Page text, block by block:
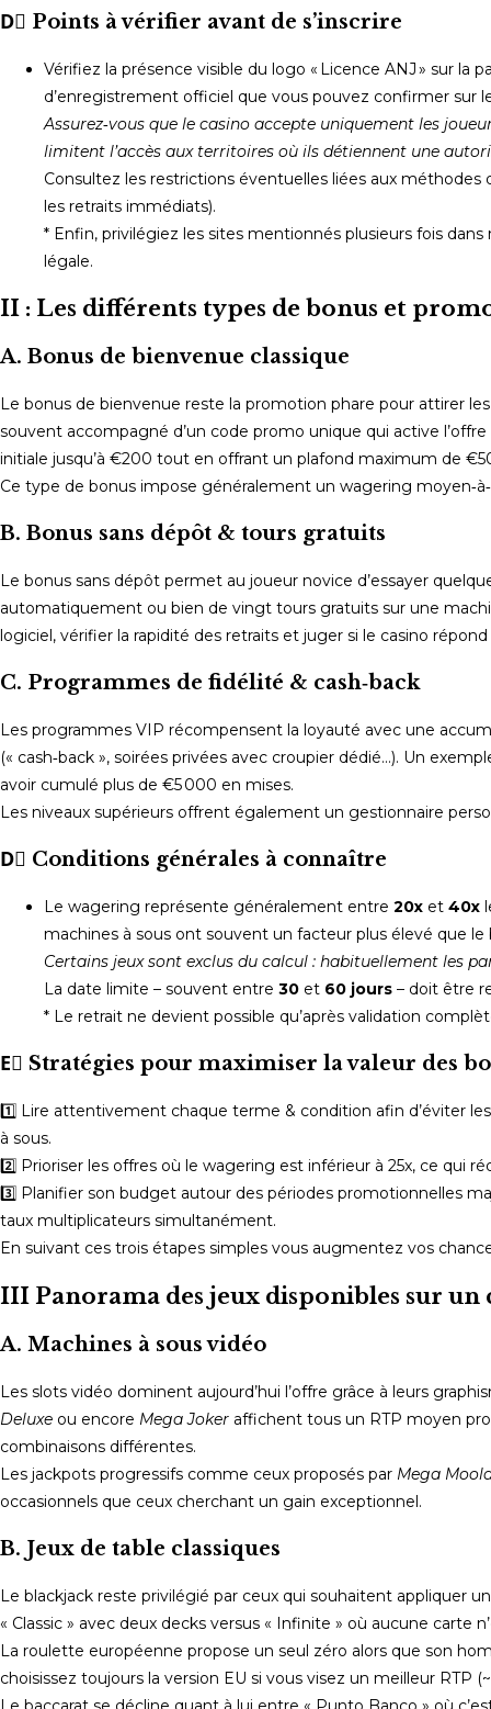
D️⃣ Points à vérifier avant de s’inscrire
Vérifiez la présence visible du logo « Licence ANJ » sur la
d’enregistrement officiel que vous pouvez confirmer sur
Assurez‑vous que le casino accepte uniquement les
limitent l’accès aux territoires où ils détiennent une
Consultez les restrictions éventuelles liées aux
les retraits immédiats).
* Enfin, privilégiez les sites mentionnés plusieurs fois
légale.
II : Les différents types de bonus et
A. Bonus de bienvenue classique
Le bonus de bienvenue reste la promotion phare pour attirer
souvent accompagné d’un code promo unique qui active
initiale jusqu’à €200 tout en offrant un plafond maximum de
Ce type de bonus impose généralement un wagering
B. Bonus sans dépôt & tours gratuits
Le bonus sans dépôt permet au joueur novice d’essayer
automatiquement ou bien de vingt tours gratuits sur une
logiciel, vérifier la rapidité des retraits et juger si le casino
C. Programmes de fidélité & cash‑back
Les programmes VIP récompensent la loyauté avec une
(« cash‑back », soirées privées avec croupier dédié…). Un
avoir cumulé plus de €5 000 en mises.
Les niveaux supérieurs offrent également un gestionnaire
D️⃣ Conditions générales à connaître
Le wagering représente généralement entre 20x et 40x
machines à sous ont souvent un facteur plus élevé que le
Certains jeux sont exclus du calcul : habituellement les
La date limite – souvent entre 30 et 60 jours – doit être
* Le retrait ne devient possible qu’après validation
E️⃣ Stratégies pour maximiser la valeur des
1️⃣ Lire attentivement chaque terme & condition afin d’éviter
à sous.
2️⃣ Prioriser les offres où le wagering est inférieur à 25x, ce
3️⃣ Planifier son budget autour des périodes promotionnelles
taux multiplicateurs simultanément.
En suivant ces trois étapes simples vous augmentez vos
III Panorama des jeux disponibles sur
A. Machines à sous vidéo
Les slots vidéo dominent aujourd’hui l’offre grâce à leurs
Deluxe ou encore Mega Joker affichent tous un RTP moyen
combinaisons différentes.
Les jackpots progressifs comme ceux proposés par Mega
occasionnels que ceux cherchant un gain exceptionnel.
B. Jeux de table classiques
Le blackjack reste privilégié par ceux qui souhaitent appliquer
« Classic » avec deux decks versus « Infinite » où aucune carte
La roulette européenne propose un seul zéro alors que son
choisissez toujours la version EU si vous visez un meilleur RTP